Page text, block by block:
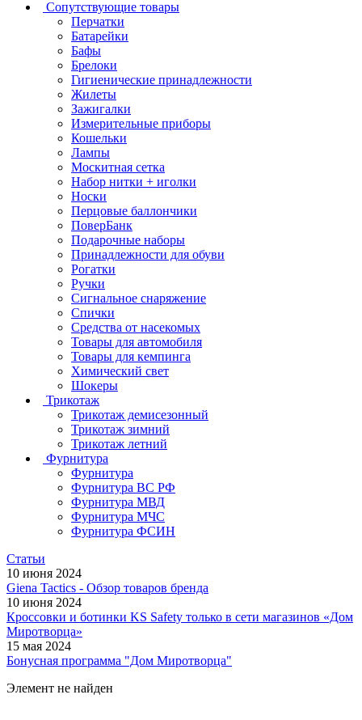
Сопутствующие товары
Перчатки
Батарейки
Бафы
Брелоки
Гигиенические принадлежности
Жилеты
Зажигалки
Измерительные приборы
Кошельки
Лампы
Москитная сетка
Набор нитки + иголки
Носки
Перцовые баллончики
ПоверБанк
Подарочные наборы
Принадлежности для обуви
Рогатки
Ручки
Сигнальное снаряжение
Спички
Средства от насекомых
Товары для автомобиля
Товары для кемпинга
Химический свет
Шокеры
Трикотаж
Трикотаж демисезонный
Трикотаж зимний
Трикотаж летний
Фурнитура
Фурнитура
Фурнитура ВС РФ
Фурнитура МВД
Фурнитура МЧС
Фурнитура ФСИН
Статьи
10 июня 2024
Giena Tactics - Обзор товаров бренда
10 июня 2024
Кроссовки и ботинки KS Safety только в сети магазинов «Дом
Миротворца»
15 мая 2024
Бонусная программа "Дом Миротворца"
Элемент не найден